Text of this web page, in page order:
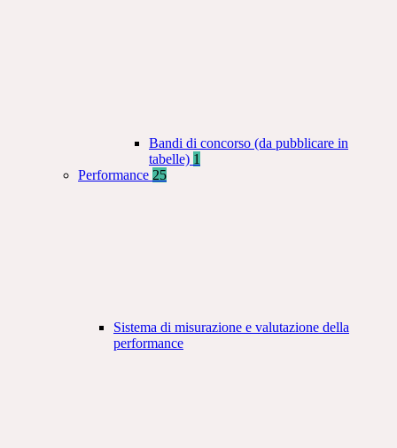
Bandi di concorso (da pubblicare in
tabelle) 1
Performance 25
Sistema di misurazione e valutazione della
performance